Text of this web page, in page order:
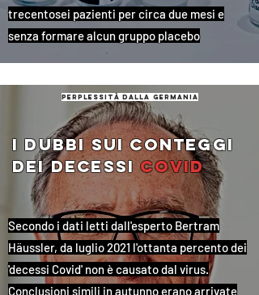
trecentosei pazienti per circa due mesi e
senza formare alcun gruppo placebo
perplessità dalla germania
i dubbi sui conteggi
dei decessicovid
Secondo i dati letti dall'esperto Bertram
Häussler, da luglio 2021 l'ottanta percento dei
'decessi Covid' non è causato dal virus.
Conclusioni simili in autunno erano arrivate